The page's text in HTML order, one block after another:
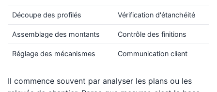
Découpe des profilés Vérification d'étanchéité
Assemblage des montants Contrôle des finitions
Réglage des mécanismes Communication client
Il commence souvent par analyser les plans ou les